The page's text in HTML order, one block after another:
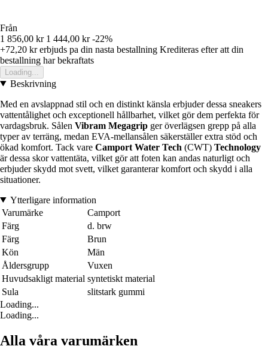
Från
1 856,00 kr 1 444,00 kr -22%
+72,20 krerbjuds pa din nasta bestallning Krediteras efter att din
bestallning har bekraftats
Loading...
Beskrivning
Med en avslappnad stil och en distinkt känsla erbjuder dessa sneakers
vattentålighet och exceptionell hållbarhet, vilket gör dem perfekta för
vardagsbruk. Sålen Vibram Megagrip ger överlägsen grepp på alla
typer av terräng, medan EVA-mellansålen säkerställer extra stöd och
ökad komfort. Tack vare Camport Water Tech (CWT) Technology
är dessa skor vattentäta, vilket gör att foten kan andas naturligt och
erbjuder skydd mot svett, vilket garanterar komfort och skydd i alla
situationer.
Ytterligare information
Varumärke
Camport
Färg
d. brw
Färg
Brun
Kön
Män
Åldersgrupp
Vuxen
Huvudsakligt material syntetiskt material
Sula
slitstark gummi
Loading...
Loading...
Alla våra varumärken